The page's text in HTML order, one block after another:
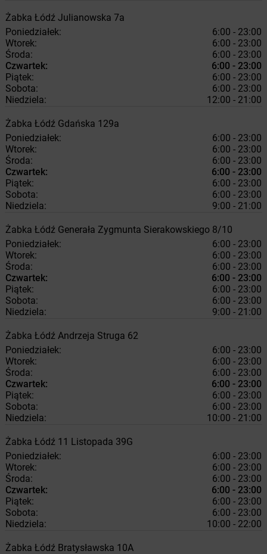
Żabka Łódź Julianowska 7a
Poniedziałek:
6:00 - 23:00
Wtorek:
6:00 - 23:00
Środa:
6:00 - 23:00
Czwartek:
6:00 - 23:00
Piątek:
6:00 - 23:00
Sobota:
6:00 - 23:00
Niedziela:
12:00 - 21:00
Żabka Łódź Gdańska 129a
Poniedziałek:
6:00 - 23:00
Wtorek:
6:00 - 23:00
Środa:
6:00 - 23:00
Czwartek:
6:00 - 23:00
Piątek:
6:00 - 23:00
Sobota:
6:00 - 23:00
Niedziela:
9:00 - 21:00
Żabka Łódź Generała Zygmunta Sierakowskiego 8/10
Poniedziałek:
6:00 - 23:00
Wtorek:
6:00 - 23:00
Środa:
6:00 - 23:00
Czwartek:
6:00 - 23:00
Piątek:
6:00 - 23:00
Sobota:
6:00 - 23:00
Niedziela:
9:00 - 21:00
Żabka Łódź Andrzeja Struga 62
Poniedziałek:
6:00 - 23:00
Wtorek:
6:00 - 23:00
Środa:
6:00 - 23:00
Czwartek:
6:00 - 23:00
Piątek:
6:00 - 23:00
Sobota:
6:00 - 23:00
Niedziela:
10:00 - 21:00
Żabka Łódź 11 Listopada 39G
Poniedziałek:
6:00 - 23:00
Wtorek:
6:00 - 23:00
Środa:
6:00 - 23:00
Czwartek:
6:00 - 23:00
Piątek:
6:00 - 23:00
Sobota:
6:00 - 23:00
Niedziela:
10:00 - 22:00
Żabka Łódź Bratysławska 10A